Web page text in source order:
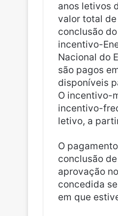
anos letivos
valor total
conclusão
incentivo-
Nacional do
são pagos
disponíveis
O incentivo-
incentivo-
letivo, a
O
conclusão
aprovação
concedida
em que